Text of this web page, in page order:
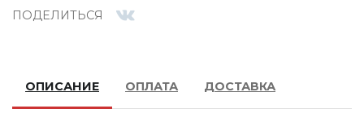
ПОДЕЛИТЬСЯ
ОПИСАНИЕ ОПЛАТА ДОСТАВКА